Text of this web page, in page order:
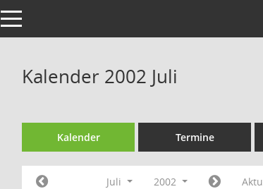
Toggle navigation
Kalender 2002 Juli
Kalender Termine
Juli 2002